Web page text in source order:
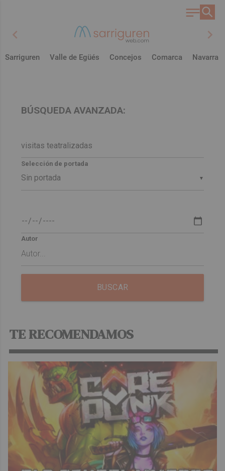
chevron_left chevron_right
Sarriguren Valle de Egüés Concejos Comarca Navarra
BÚSQUEDA AVANZADA:
▼
Selección de portada
Autor
BUSCAR
TE RECOMENDAMOS